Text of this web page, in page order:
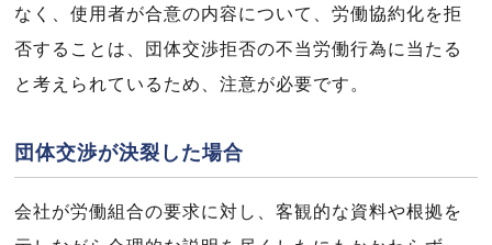
なく、使用者が合意の内容について、労働協約化を拒
否することは、団体交渉拒否の不当労働行為に当たる
と考えられているため、注意が必要です。
団体交渉が決裂した場合
会社が労働組合の要求に対し、客観的な資料や根拠を